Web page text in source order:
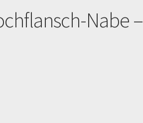
Nabe –